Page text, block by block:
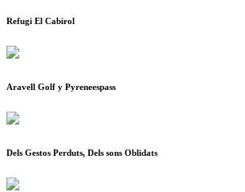
Refugi El Cabirol
Aravell Golf y Pyreneespass
Dels Gestos Perduts, Dels sons Oblidats